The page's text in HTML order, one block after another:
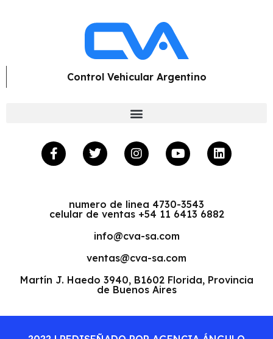
Control Vehicular Argentino
numero de linea 4730-3543
celular de ventas +54 11 6413 6882
info@cva-sa.com
ventas@cva-sa.com
Martín J. Haedo 3940, B1602 Florida, Provincia
de Buenos Aires